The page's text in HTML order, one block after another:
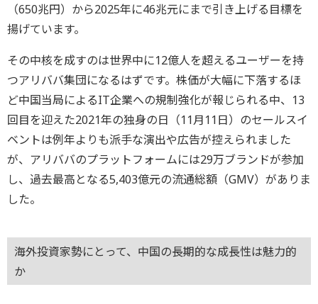
（650兆円）から2025年に46兆元にまで引き上げる目標を
揚げています。
その中核を成すのは世界中に12億人を超えるユーザーを持
つアリババ集団になるはずです。株価が大幅に下落するほ
ど中国当局によるIT企業への規制強化が報じられる中、13
回目を迎えた2021年の独身の日（11月11日）のセールスイ
ベントは例年よりも派手な演出や広告が控えられました
が、アリババのプラットフォームには29万ブランドが参加
し、過去最高となる5,403億元の流通総額（GMV）がありま
した。
海外投資家勢にとって、中国の長期的な成長性は魅力的
か